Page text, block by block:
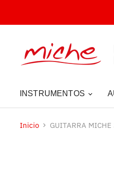
INSTRUMENTOS
Inicio GUITARRA